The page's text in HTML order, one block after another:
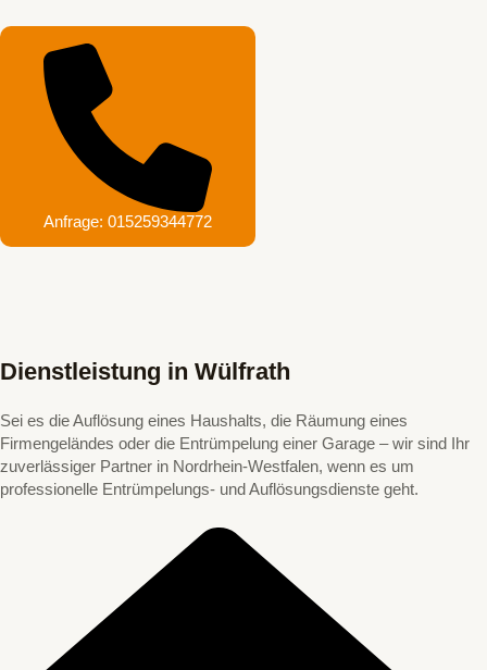
Anfrage: 015259344772
Dienstleistung in Wülfrath
Sei es die Auflösung eines Haushalts, die Räumung eines
Firmengeländes oder die Entrümpelung einer Garage – wir sind Ihr
zuverlässiger Partner in Nordrhein-Westfalen, wenn es um
professionelle Entrümpelungs- und Auflösungsdienste geht.